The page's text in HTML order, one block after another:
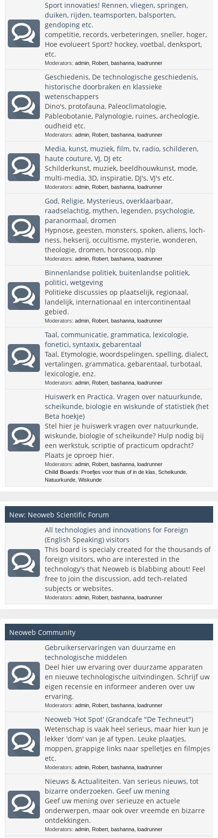
Sport innovaties! Rennen, vliegen, springen,
duiken, rijden, teamsporten, balsporten,
gendoping etc.
competitie, records, verbeteringen, sneller, hoger,
Hoe evolueert Sport? hockey, voetbal, denksport,
etc.
Moderators: admin Robert bashanna loadrunner
Geschiedenis, De technologische geschiedenis,
historische doorbraken en klassieke
wetenschappers
Dino's, protofauna, Paleoclimatologie,
Pableobotanie, Palynologie, ruines, archeologie,
oudheid etc.
Moderators: admin Robert bashanna loadrunner
Media, kunst, muziek, film, tv, radio, schilderen,
haute couture, VJ, DJ etc
Schilderkunst, muziek, beeldhouwkunst, mode,
multi-media, 3D, inspiratie, DJ's, VJ's etc.
Moderators: admin Robert bashanna loadrunner
God, Religie, Mysterieus, overklaarbaar,
raadselachtig, mythen, legenden, psychologie,
paranormaal, dromen
Hypnose, geesten, monsters, spoken, aliens, loch-
ness, hekserij, occultisme, mysterie, wonderen,
theologie, dromen, horoscoop, nlp
Moderators: admin Robert bashanna loadrunner
Binnenlandse politiek, buitenlandse politiek,
politici, wetgeving
Politieke discussies op plaatselijk, regionaal,
landelijk, internationaal en intercontinentaal
gebied.
Moderators: admin Robert bashanna loadrunner
Taal, communicatie, grammatica, lexicologie,
fonetici, syntaxix, gebarentaal
Taal, Etymologie, woordspelingen, spelling, dialect,
vertalingen, grammatica, gebarentaal, turbotaal,
lexicologie, enz.
Moderators: admin Robert bashanna loadrunner
Huiswerk en Practica. Vragen over natuurkunde,
scheikunde, biologie en wiskunde of statistiek (het
Beta hoekje)
Stel hier je huiswerk vragen over natuurkunde,
wiskunde, biologie of scheikunde? Hulp nodig bij
een werkstuk, scriptie of practicum opdracht?
Plaats je oproep hier.
Moderators: admin Robert bashanna loadrunner
Child Boards: Proefjes voor thuis of in de klas Scheikunde
Natuurkunde Wiskunde
New: Neoweb Scientific Forum
All technologies and innovations for Foreign
(English Speaking) visitors
This board is specialy created for the thousands of
foreign visitors, who are interested in the
technology's that Neoweb is blabbing about! Feel
free to join the discussion, add tech-related
subjects or websites.
Moderators: admin Robert bashanna loadrunner
Neoweb Community
Gebruikerservaringen van duurzame en
technologische middelen
Deel hier uw ervaring over duurzame apparaten
en nieuwe technologische uitvindingen. Schrijf uw
eigen recensie en informeer anderen over uw
ervaring.
Moderators: admin Robert bashanna loadrunner
Neoweb 'Hot Spot' (Grandcafe "De Techneut")
Wetenschap is vaak heel serieus, maar hier kun je
lekker 'dom' van je af typen. Leuke plaatjes,
moppen, grappige links naar spelletjes en filmpjes
etc.
Moderators: admin Robert bashanna loadrunner
Nieuws & Actualiteiten. Van serieus nieuws, tot
bizarre onderzoeken. Geef uw mening
Geef uw mening over serieuze en actuele
onderwerpen, maar ook over vreemde en bizarre
ontdekkingen.
Moderators: admin Robert bashanna loadrunner